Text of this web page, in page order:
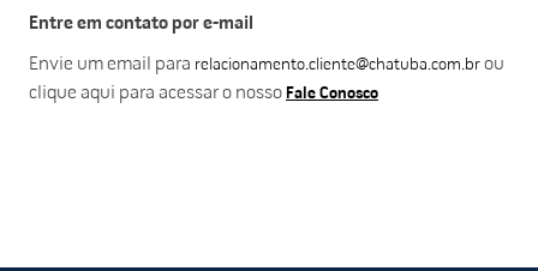
Entre em contato por e-mail
Envie um email para relacionamento.cliente@chatuba.com.br ou
clique aqui para acessar o nosso Fale Conosco